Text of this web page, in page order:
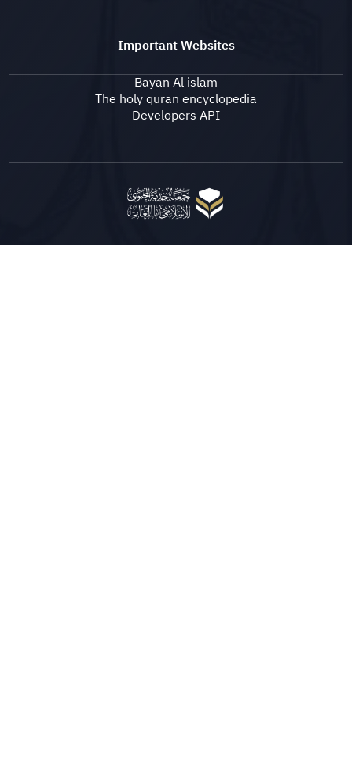
Important Websites
Bayan Al islam
The holy quran encyclopedia
Developers API